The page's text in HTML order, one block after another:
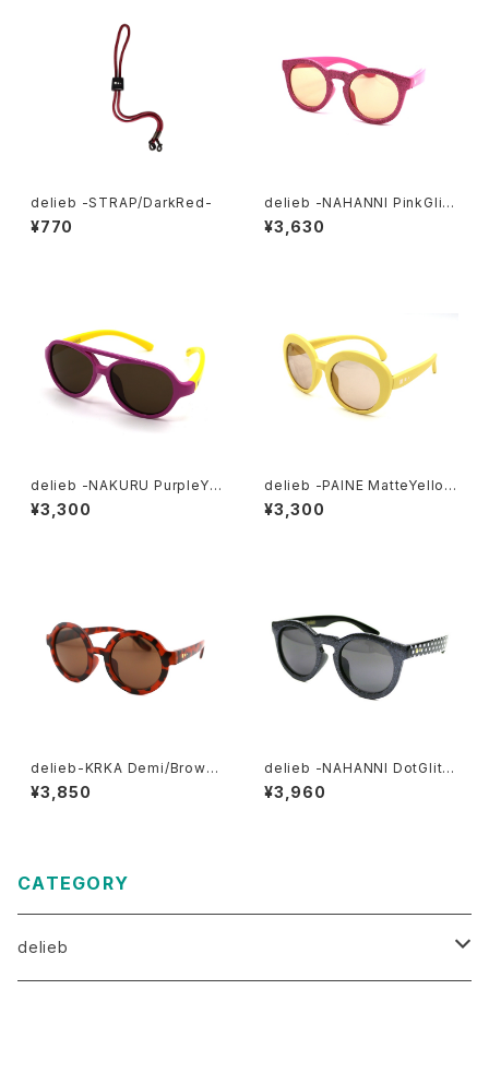
delieb -STRAP/DarkRed-
¥770
delieb -NAHANNI PinkGlitt
er/LightBrown- KIDSsize
¥3,630
delieb -NAKURU PurpleYel
low/Brown- BABYsize
¥3,300
delieb -PAINE MatteYello
w/LightBrown- KIDSsize
¥3,300
delieb-KRKA Demi/Brown
- KIDSsize
¥3,850
delieb -NAHANNI DotGlitte
r/Smoke- KIDSsize
¥3,960
CATEGORY
delieb